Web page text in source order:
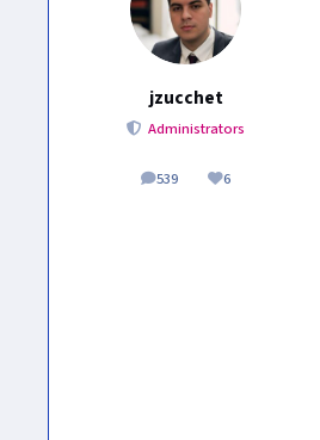
jzucchet
Administrators
539
publicaciones
6
Reputación